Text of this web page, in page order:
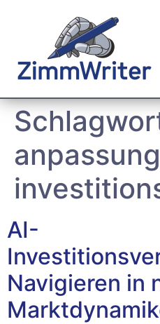
AI-
Navigieren in